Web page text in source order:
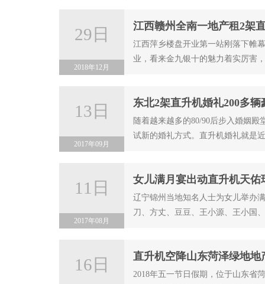
29日
2018年12月
江西赣州全南一地产租2架
江西萍乡楼盘开业第一站刚落下帷
业，看来金九银十的魅力着实厉害
13日
2017年09月
东北2架直升机婚礼200多
随着越来越多的80/90后步入婚姻
试新的婚礼方式。直升机婚礼就是
11日
2017年08月
女儿满月宴出动直升机天
辽宁锦州当地知名人士为女儿举办
刀、方丈、豆豆、王小源、王小国
16日 直升机空降山东菏泽绿地地
2018年五一节日假期，位于山东省